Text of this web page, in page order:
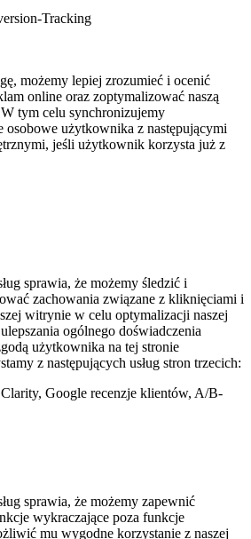
Tracking
możemy lepiej zrozumieć i ocenić
online oraz zoptymalizować naszą
tym celu synchronizujemy
osobowe użytkownika z następującymi
jeśli użytkownik korzysta już z
sprawia, że możemy śledzić i
zachowania związane z kliknięciami i
witrynie w celu optymalizacji naszej
ogólnego doświadczenia
użytkownika na tej stronie
z następujących usług stron trzecich:
Google recenzje klientów, A/B-
sprawia, że możemy zapewnić
wykraczające poza funkcje
mu wygodne korzystanie z naszej